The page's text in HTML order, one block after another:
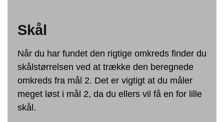
Skål
Når du har fundet den rigtige omkreds finder du
skålstørrelsen ved at trække den beregnede
omkreds fra mål 2. Det er vigtigt at du måler
meget løst i mål 2, da du ellers vil få en for lille
skål.